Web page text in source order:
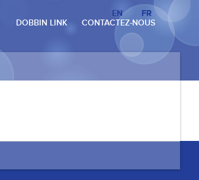
EN
FR
DOBBIN LINK CONTACTEZ-NOUS
EN FR